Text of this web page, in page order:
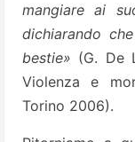
mangiare ai
dichiarando
bestie» (G. De
Violenza e
Torino 2006).